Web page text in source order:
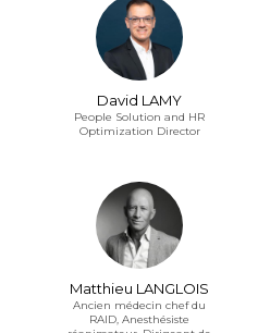
David LAMY
People Solution and HR
Optimization Director
Matthieu LANGLOIS
Ancien médecin chef du
RAID, Anesthésiste